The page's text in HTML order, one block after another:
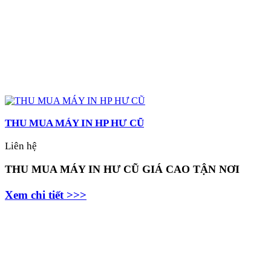
THU MUA MÁY IN HP HƯ CŨ
Liên hệ
THU MUA MÁY IN HƯ CŨ GIÁ CAO TẬN NƠI
Xem chi tiết >>>